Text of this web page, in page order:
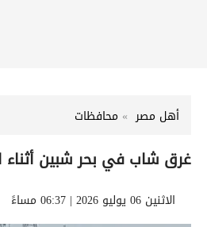
أهل مصر محافظات
غرق شاب في بحر شبين أثناء
الاثنين 06 يوليو 2026 | 06:37 مساءً